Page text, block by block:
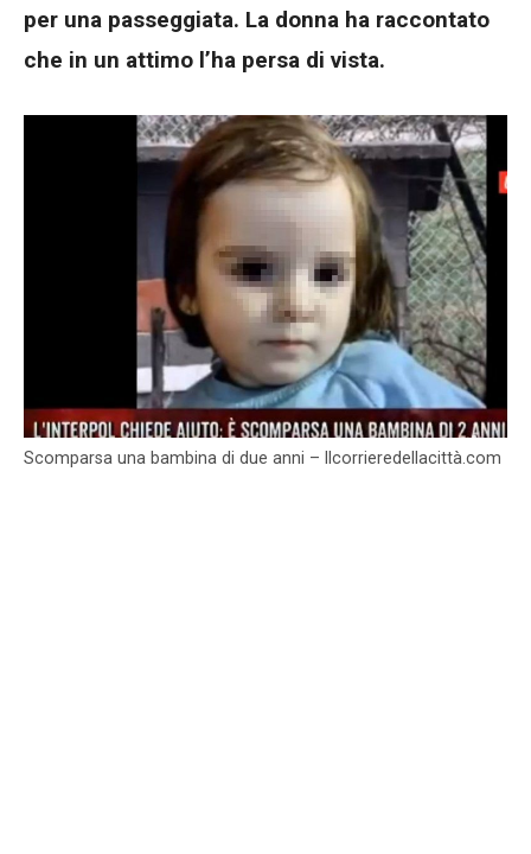
per una passeggiata. La donna ha raccontato
che in un attimo l’ha persa di vista.
Scomparsa una bambina di due anni – Ilcorrieredellacittà.com